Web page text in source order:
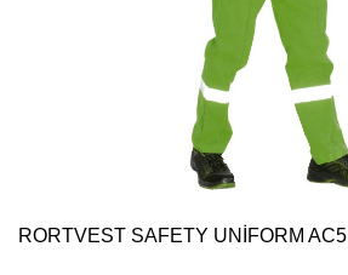
RORTVEST SAFETY UNİFORM AC5